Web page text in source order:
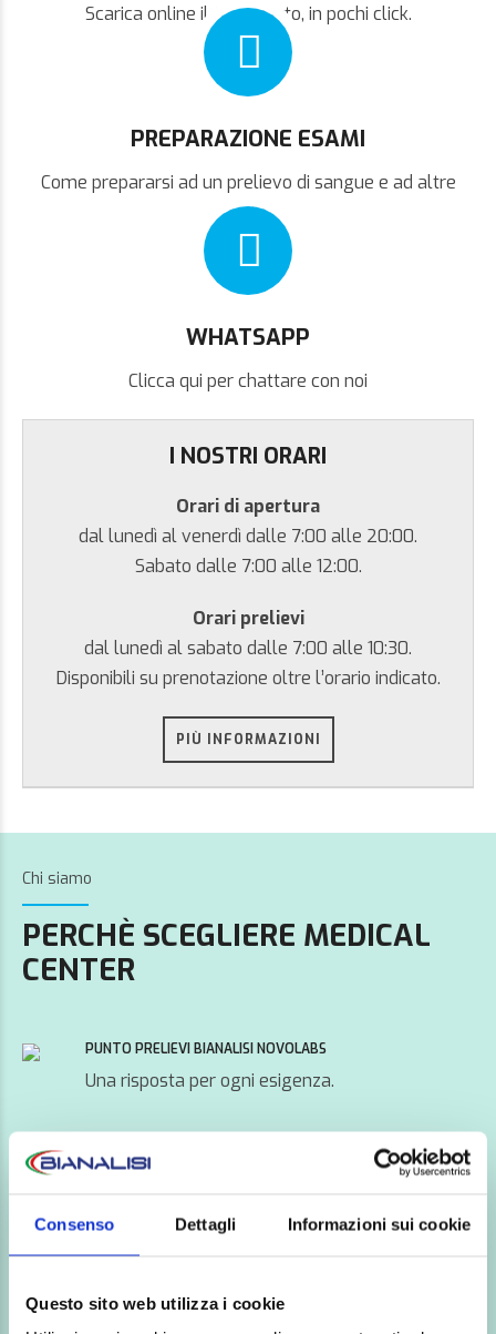
Consenso Dettagli Informazioni sui cookie
Questo sito web utilizza i cookie
Scarica online il tuo referto, in pochi click.
PREPARAZIONE ESAMI
Come prepararsi ad un prelievo di sangue e ad altre
analisi.
WHATSAPP
Clicca qui per chattare con noi
I NOSTRI ORARI
Orari di apertura
dal lunedì al venerdì dalle 7:00 alle 20:00.
Sabato dalle 7:00 alle 12:00.
Orari prelievi
dal lunedì al sabato dalle 7:00 alle 10:30.
Disponibili su prenotazione oltre l’orario indicato.
PIÙ INFORMAZIONI
Chi siamo
PERCHÈ SCEGLIERE MEDICAL
CENTER
PUNTO PRELIEVI BIANALISI NOVOLABS
Una risposta per ogni esigenza.
I migliori macchinari per diagnosi accurate e
Una squadra di specialisti di alto profilo.